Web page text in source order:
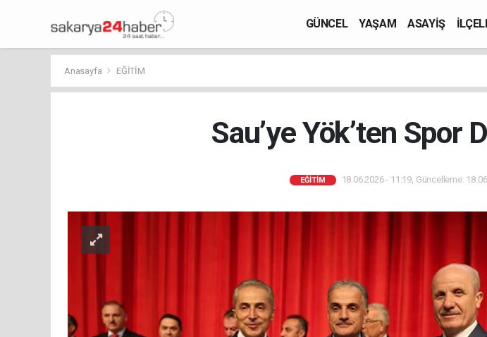
GÜNCEL YAŞAM ASAYİŞ
Anasayfa EĞİTİM
Sau’ye Yök’ten Spor
EĞİTİM 18.06.2026 - 11:19, Güncelleme: